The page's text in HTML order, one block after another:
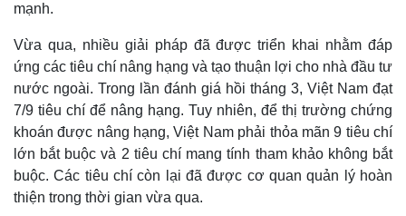
mạnh.
Vừa qua, nhiều giải pháp đã được triển khai nhằm đáp
ứng các tiêu chí nâng hạng và tạo thuận lợi cho nhà đầu tư
nước ngoài. Trong lần đánh giá hồi tháng 3, Việt Nam đạt
7/9 tiêu chí để nâng hạng. Tuy nhiên, để thị trường chứng
khoán được nâng hạng, Việt Nam phải thỏa mãn 9 tiêu chí
lớn bắt buộc và 2 tiêu chí mang tính tham khảo không bắt
buộc. Các tiêu chí còn lại đã được cơ quan quản lý hoàn
thiện trong thời gian vừa qua.